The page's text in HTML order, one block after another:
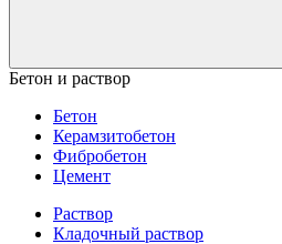
Бетон и раствор
Бетон
Керамзитобетон
Фибробетон
Цемент
Раствор
Кладочный раствор